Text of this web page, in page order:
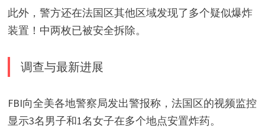
此外，警方还在法国区其他区域发现了多个疑似爆炸
装置！中两枚已被安全拆除。
调查与最新进展
FBI向全美各地警察局发出警报称，法国区的视频监控
显示3名男子和1名女子在多个地点安置炸药。